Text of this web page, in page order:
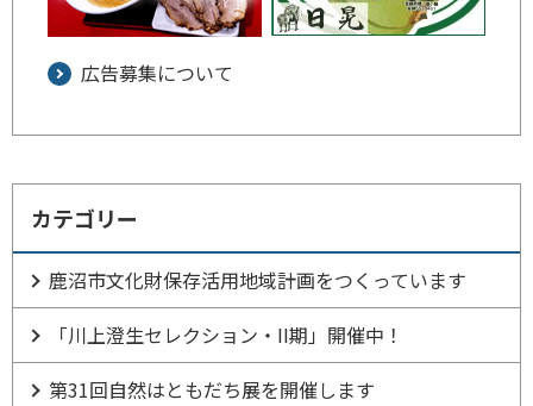
広告募集について
カテゴリー
鹿沼市文化財保存活用地域計画をつくっています
「川上澄生セレクション・II期」開催中！
第31回自然はともだち展を開催します